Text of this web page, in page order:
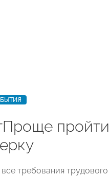
пройти
требования трудового